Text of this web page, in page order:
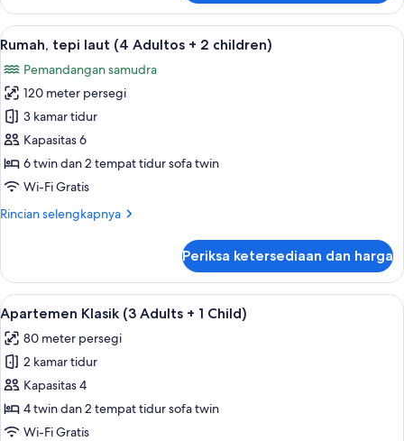
Rumah,
tepi
laut
Adults
+
2
Children)
Lihat
semua
foto
untuk
Rumah,
tepi
laut
(4
+
13
Rumah, tepi laut (4 Adultos + 2 children)
Pemandangan samudra
120 meter persegi
3 kamar tidur
Kapasitas 6
6 twin dan 2 tempat tidur sofa twin
Wi-Fi Gratis
Rincian selengkapnya
Rincian
Rumah,
tepi
laut
Adultos
+
children)
Periksa ketersediaan dan harga
Lihat
semua
foto
untuk
Apartemen
Klasik
(3
8
Apartemen Klasik (3 Adults + 1 Child)
80 meter persegi
2 kamar tidur
Kapasitas 4
4 twin dan 2 tempat tidur sofa twin
Wi-Fi Gratis